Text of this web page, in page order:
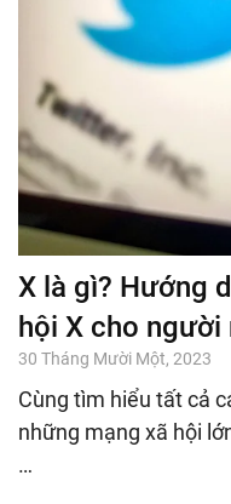
X là gì? Hướng
hội X cho người
30 Tháng Mười Một, 2023
Cùng tìm hiểu tất cả
những mạng xã hội
…